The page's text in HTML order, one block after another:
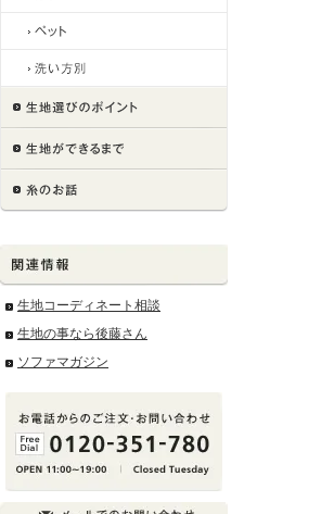
生地コーディネート相談
生地の事なら後藤さん
ソファマガジン